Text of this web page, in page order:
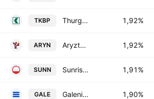
TKBP Thurgauer Kantonalbank 1,92%
ARYN Aryzta AG 1,92%
SUNN Sunrise Communications AG Class A 1,91%
GALE Galenica AG 1,90%